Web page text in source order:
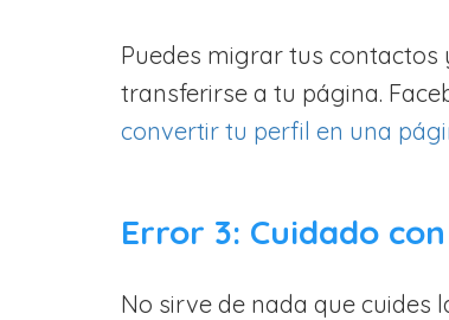
Puedes migrar tus contactos
transferirse a tu página.
convertir tu perfil en una
Error 3: Cuidado
No sirve de nada que cuides